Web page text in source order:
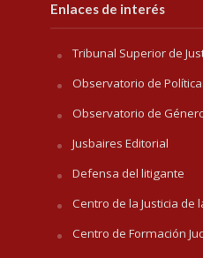
Enlaces de interés
Tribunal Superior de
Observatorio de
Observatorio de
Jusbaires Editorial
Defensa del litigante
Centro de la Justicia de
Centro de Formación